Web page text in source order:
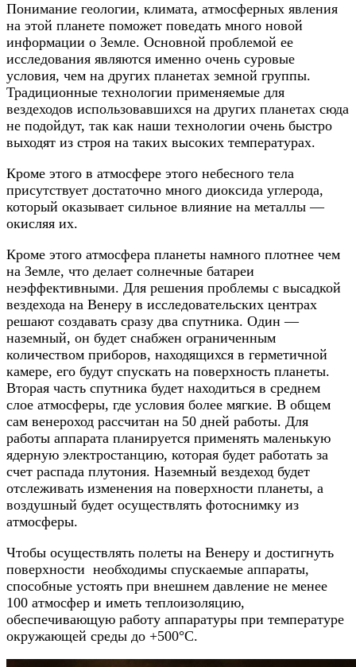
Понимание геологии, климата, атмосферных явления
на этой планете поможет поведать много новой
информации о Земле. Основной проблемой ее
исследования являются именно очень суровые
условия, чем на других планетах земной группы.
Традиционные технологии применяемые для
вездеходов использовавшихся на других планетах сюда
не подойдут, так как наши технологии очень быстро
выходят из строя на таких высоких температурах.
Кроме этого в атмосфере этого небесного тела
присутствует достаточно много диоксида углерода,
который оказывает сильное влияние на металлы —
окисляя их.
Кроме этого атмосфера планеты намного плотнее чем
на Земле, что делает солнечные батареи
неэффективными. Для решения проблемы с высадкой
вездехода на Венеру в исследовательских центрах
решают создавать сразу два спутника. Один —
наземный, он будет снабжен ограниченным
количеством приборов, находящихся в герметичной
камере, его будут спускать на поверхность планеты.
Вторая часть спутника будет находиться в среднем
слое атмосферы, где условия более мягкие. В общем
сам венероход рассчитан на 50 дней работы. Для
работы аппарата планируется применять маленькую
ядерную электростанцию, которая будет работать за
счет распада плутония. Наземный вездеход будет
отслеживать изменения на поверхности планеты, а
воздушный будет осуществлять фотоснимку из
атмосферы.
Чтобы осуществлять полеты на Венеру и достигнуть
поверхности необходимы спускаемые аппараты,
способные устоять при внешнем давление не менее
100 атмосфер и иметь теплоизоляцию,
обеспечивающую работу аппаратуры при температуре
окружающей среды до +500°С.